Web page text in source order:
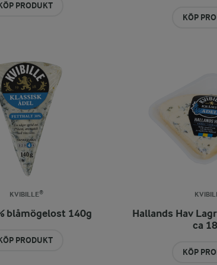
PRODUKT
KÖP
KVIBILLE®
blåmögelost 140g
PRODUKT
Hallands Hav
ca
KÖP